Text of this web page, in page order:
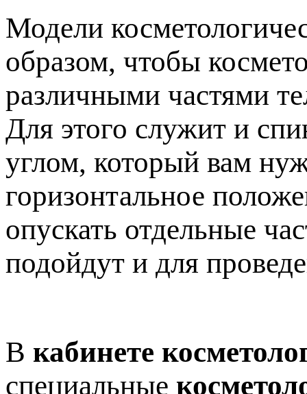
Модели
образом, чтобы
различными частями
Для этого служит и
углом, который вам
горизонтальное
опускать отдельные
подойдут и для
В кабинете
специальные